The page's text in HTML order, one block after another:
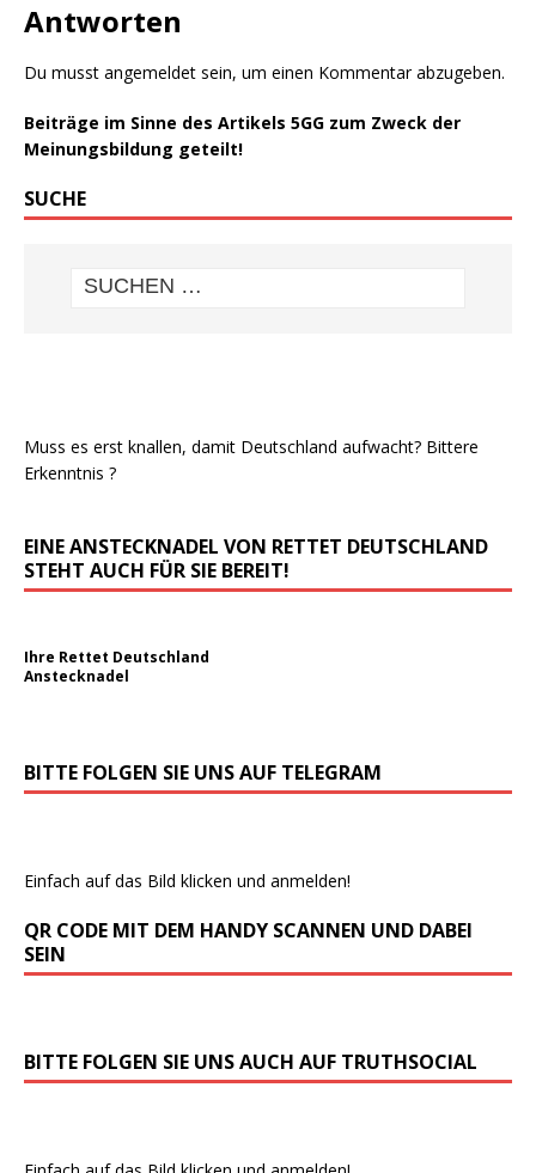
Antworten
Du musst angemeldet sein, um einen Kommentar abzugeben.
Beiträge im Sinne des Artikels 5GG zum Zweck der
Meinungsbildung geteilt!
SUCHE
Muss es erst knallen, damit Deutschland aufwacht? Bittere
Erkenntnis ?
EINE ANSTECKNADEL VON RETTET DEUTSCHLAND
STEHT AUCH FÜR SIE BEREIT!
Ihre Rettet Deutschland
Anstecknadel
BITTE FOLGEN SIE UNS AUF TELEGRAM
Einfach auf das Bild klicken und anmelden!
QR CODE MIT DEM HANDY SCANNEN UND DABEI
SEIN
BITTE FOLGEN SIE UNS AUCH AUF TRUTHSOCIAL